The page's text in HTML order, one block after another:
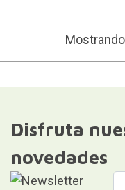
Disfruta
novedades